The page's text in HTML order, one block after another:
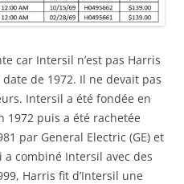
car Intersil n’est pas Harris
de 1972. Il ne devait pas
Intersil a été fondée en
1972 puis a été rachetée
par General Electric (GE) et
combiné Intersil avec des
Harris fit d’Intersil une